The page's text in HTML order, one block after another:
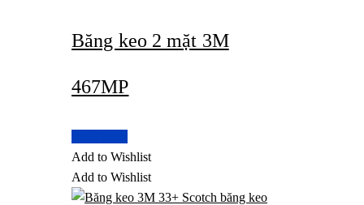
Băng keo 2 mặt 3M
467MP
Add to Wishlist
Add to Wishlist